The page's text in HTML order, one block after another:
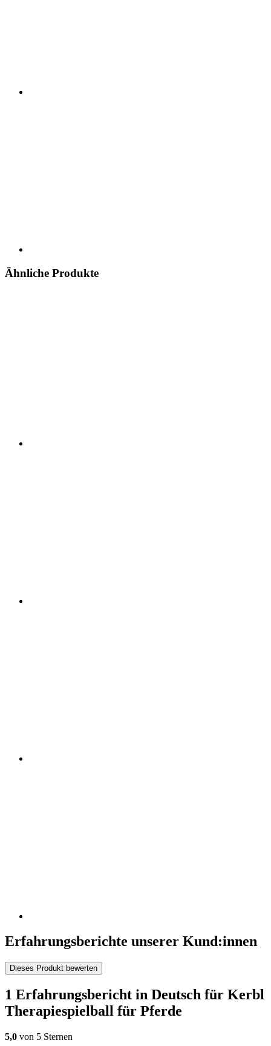
Ähnliche Produkte
Erfahrungsberichte unserer Kund:innen
Dieses Produkt bewerten
1 Erfahrungsbericht in Deutsch für Kerbl
Therapiespielball für Pferde
5,0 von 5 Sternen